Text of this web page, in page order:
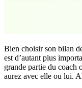
Bien choisir son bilan
est d’autant plus
grande partie du coach
aurez avec elle ou lui.